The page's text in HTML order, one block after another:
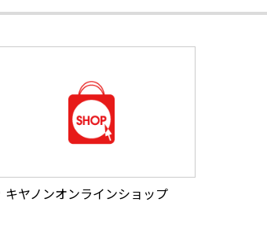
キヤノンオンラインショップ